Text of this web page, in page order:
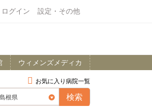
ログイン 設定・その他
ウィメンズメディカ
お気に入り病院一覧